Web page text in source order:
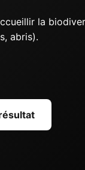
la
abris).